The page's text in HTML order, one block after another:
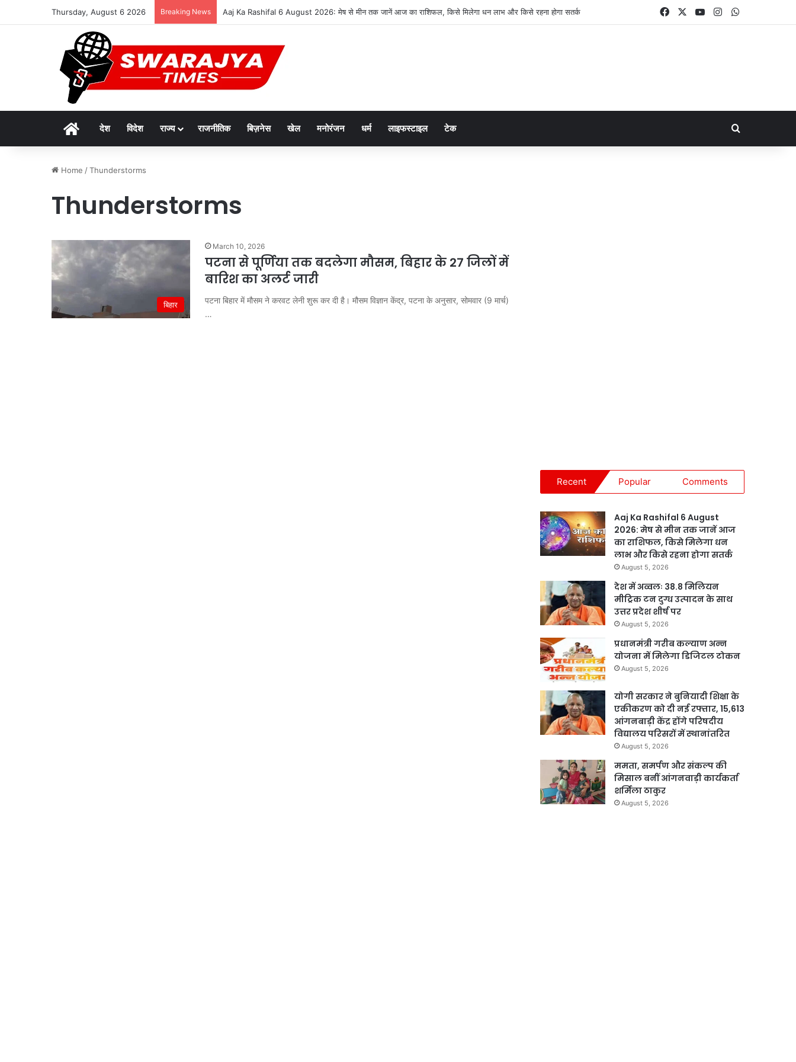
Thursday, August 6 2026 Breaking News देश में अव्वलः 38.8 मिलियन मीट्रिक टन दुग्ध उत्पादन के साथ उत्तर प्रदेश शीर्ष पर FacebookYouTubeInstagram
Homeदेश विदेश राज्य राजनीतिक बिज़नेस खेल मनोरंजन धर्म लाइफस्टाइल टेक Search for
Home /Thunderstorms
Thunderstorms
बिहार
March 10, 2026
पटना से पूर्णिया तक बदलेगा मौसम, बिहार के 27 जिलों में
बारिश का अलर्ट जारी
पटना बिहार में मौसम ने करवट लेनी शुरू कर दी है। मौसम विज्ञान केंद्र, पटना के अनुसार, सोमवार (9 मार्च)
…
Recent Popular Comments
Aaj Ka Rashifal 6 August
2026: मेष से मीन तक जानें आज
का राशिफल, किसे मिलेगा धन
लाभ और किसे रहना होगा सतर्क
August 5, 2026
देश में अव्वलः 38.8 मिलियन
मीट्रिक टन दुग्ध उत्पादन के साथ
उत्तर प्रदेश शीर्ष पर
August 5, 2026
प्रधानमंत्री गरीब कल्याण अन्न
योजना में मिलेगा डिजिटल टोकन
August 5, 2026
योगी सरकार ने बुनियादी शिक्षा के
एकीकरण को दी नई रफ्तार, 15,613
आंगनबाड़ी केंद्र होंगे परिषदीय
विद्यालय परिसरों में स्थानांतरित
August 5, 2026
ममता, समर्पण और संकल्प की
मिसाल बनीं आंगनवाड़ी कार्यकर्ता
शर्मिला ठाकुर
August 5, 2026